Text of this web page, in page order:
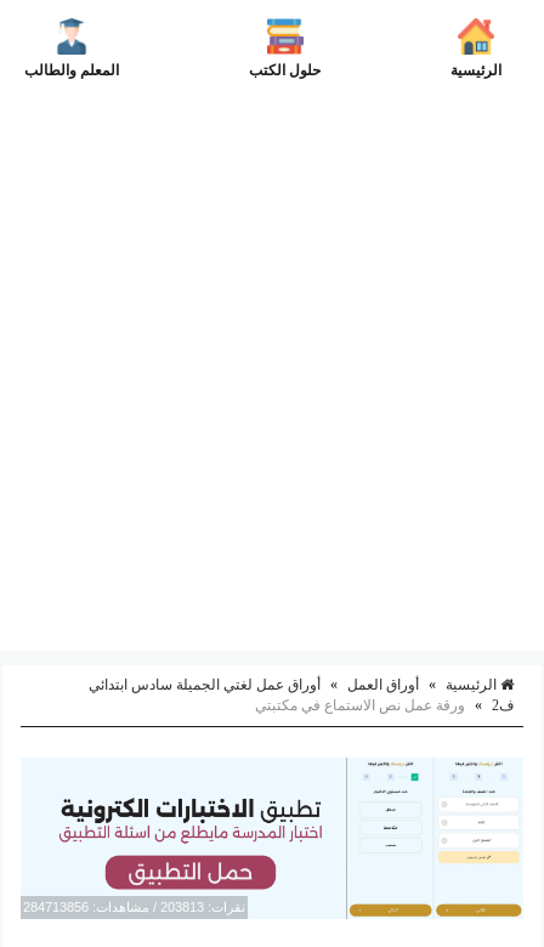
الرئيسية حلول الكتب المعلم والطالب
الرئيسية » أوراق العمل »
أوراق عمل لغتي الجميلة سادس ابتدائي
ف2
» ورقة عمل نص الاستماع في مكتبتي
نقرات: 203813 / مشاهدات: 284713856